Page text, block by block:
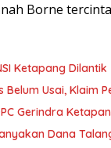
Borne
Ketapang Dilantik
Usai, Klaim
Gerindra
Dana